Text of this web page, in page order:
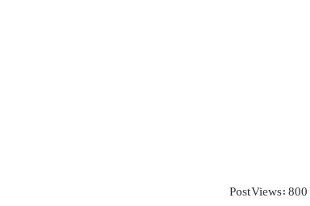
Post Views:800